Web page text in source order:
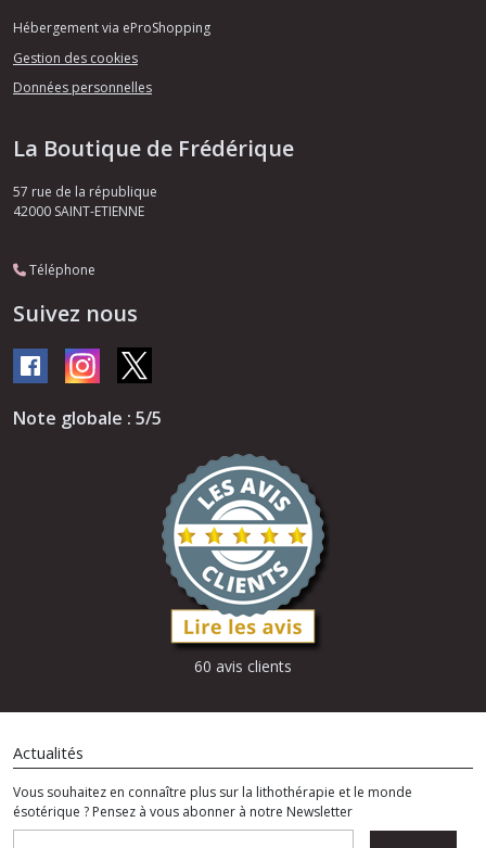
Hébergement via eProShopping
Gestion des cookies
Données personnelles
La Boutique de Frédérique
57 rue de la république
42000 SAINT-ETIENNE
Téléphone
Suivez nous
Note globale : 5/5
60 avis clients
Actualités
Vous souhaitez en connaître plus sur la lithothérapie et le monde
ésotérique ? Pensez à vous abonner à notre Newsletter